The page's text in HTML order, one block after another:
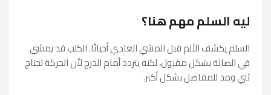
ليه السلم مهم هنا؟
السلم يكشف الألم قبل المشي العادي أحيانًا. الكلب قد يمشي
في الصالة بشكل مقبول، لكنه يتردد أمام الدرج لأن الحركة تحتاج
ثني ومد للمفاصل بشكل أكبر.